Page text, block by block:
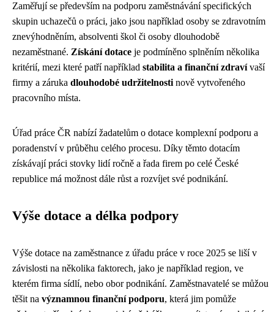
Zaměřují se především na podporu zaměstnávání specifických
skupin uchazečů o práci, jako jsou například osoby se zdravotním
znevýhodněním, absolventi škol či osoby dlouhodobě
nezaměstnané. Získání dotace je podmíněno splněním několika
kritérií, mezi které patří například stabilita a finanční zdravívaší
firmy a záruka dlouhodobé udržitelnosti nově vytvořeného
pracovního místa.
Úřad práce ČR nabízí žadatelům o dotace komplexní podporu a
poradenství v průběhu celého procesu. Díky těmto dotacím
získávají práci stovky lidí ročně a řada firem po celé České
republice má možnost dále růst a rozvíjet své podnikání.
Výše dotace a délka podpory
Výše dotace na zaměstnance z úřadu práce v roce 2025 se liší v
závislosti na několika faktorech, jako je například region, ve
kterém firma sídlí, nebo obor podnikání. Zaměstnavatelé se můžou
těšit na významnou finanční podporu, která jim pomůže